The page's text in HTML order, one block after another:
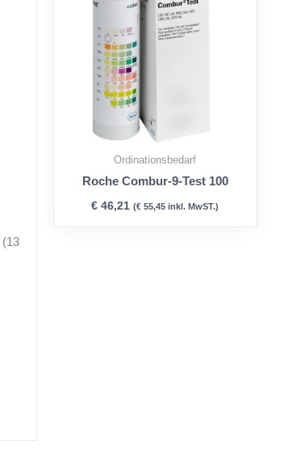
13
Ordinationsbedarf
Roche Combur-9-Test 100
€ 46,21 (€ 55,45 inkl. MwST.)